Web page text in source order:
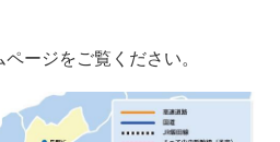
ージをご覧ください。